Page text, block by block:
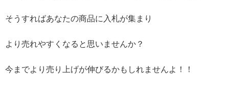
そうすればあなたの商品に入札が集まり
より売れやすくなると思いませんか？
今までより売り上げが伸びるかもしれませんよ！！